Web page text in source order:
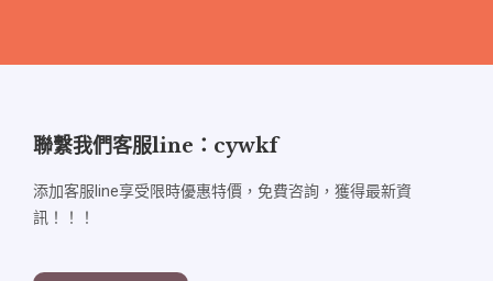
聯繫我們客服line：cywkf
添加客服line享受限時優惠特價，免費咨詢，獲得最新資
訊！！！